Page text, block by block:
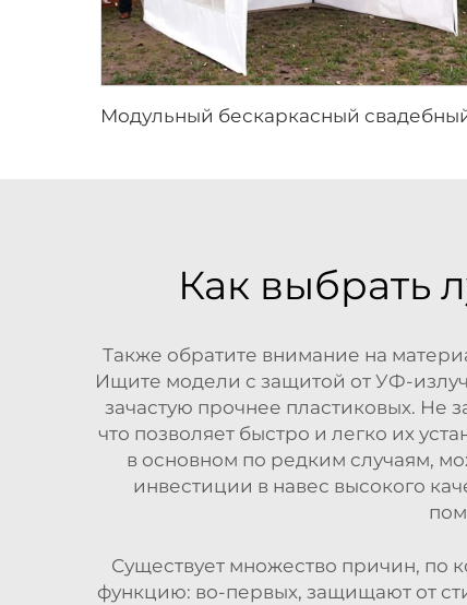
Как выбрать
Также обратите внимание на
Ищите модели с защитой от УФ-
зачастую прочнее пластиковых. Не
что позволяет быстро и легко их
в основном по редким случаям,
инвестиции в навес высокого
Существует множество причин, по
функцию: во-первых, защищают от